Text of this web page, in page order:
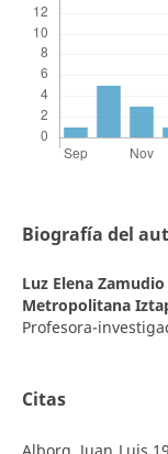
Biografía del
Luz Elena
Metropolitana
Profesora-
Citas